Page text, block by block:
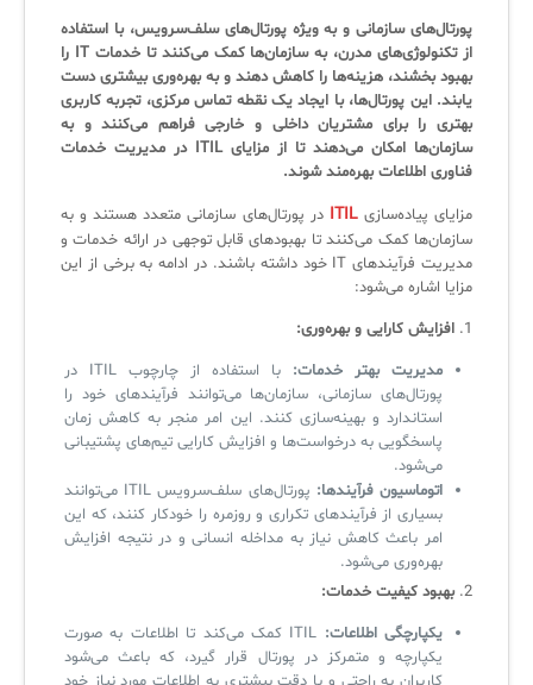
پورتال‌های سازمانی و به ویژه پورتال‌های سلف‌سرویس، با استفاده
از تکنولوژی‌های مدرن، به سازمان‌ها کمک می‌کنند تا خدمات IT را
بهبود بخشند، هزینه‌ها را کاهش دهند و به بهره‌وری بیشتری دست
یابند. این پورتال‌ها، با ایجاد یک نقطه تماس مرکزی، تجربه کاربری
بهتری را برای مشتریان داخلی و خارجی فراهم می‌کنند و به
سازمان‌ها امکان می‌دهند تا از مزایای ITIL در مدیریت خدمات
فناوری اطلاعات بهره‌مند شوند.
مزایای پیاده‌سازیITIL در پورتال‌های سازمانی متعدد هستند و به
سازمان‌ها کمک می‌کنند تا بهبودهای قابل توجهی در ارائه خدمات و
مدیریت فرآیندهای IT خود داشته باشند. در ادامه به برخی از این
مزایا اشاره می‌شود:
1. افزایش کارایی و بهره‌وری:
مدیریت بهتر خدمات:
با استفاده از چارچوب ITIL در
پورتال‌های سازمانی، سازمان‌ها می‌توانند فرآیندهای خود را
استاندارد و بهینه‌سازی کنند. این امر منجر به کاهش زمان
پاسخگویی به درخواست‌ها و افزایش کارایی تیم‌های پشتیبانی
می‌شود.
اتوماسیون فرآیندها:
پورتال‌های سلف‌سرویس ITIL می‌توانند
بسیاری از فرآیندهای تکراری و روزمره را خودکار کنند، که این
امر باعث کاهش نیاز به مداخله انسانی و در نتیجه افزایش
بهره‌وری می‌شود.
2. بهبود کیفیت خدمات:
یکپارچگی اطلاعات:
ITIL کمک می‌کند تا اطلاعات به صورت
یکپارچه و متمرکز در پورتال قرار گیرد، که باعث می‌شود